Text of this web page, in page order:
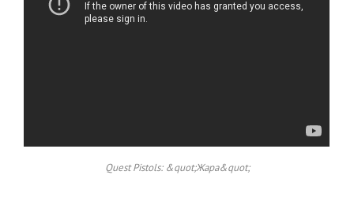
Quest Pistols: &quot;Жара&quot;